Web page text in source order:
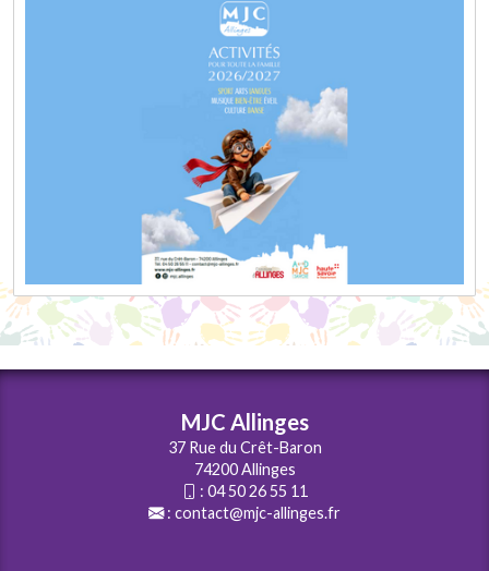
MJC Allinges
37 Rue du Crêt-Baron
74200 Allinges
: 04 50 26 55 11
: contact@mjc-allinges.fr